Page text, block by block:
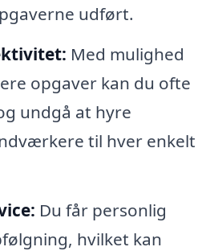
udført.
Med mulighed
opgaver kan du ofte
undgå at hyre
til hver enkelt
Du får personlig
hvilket kan